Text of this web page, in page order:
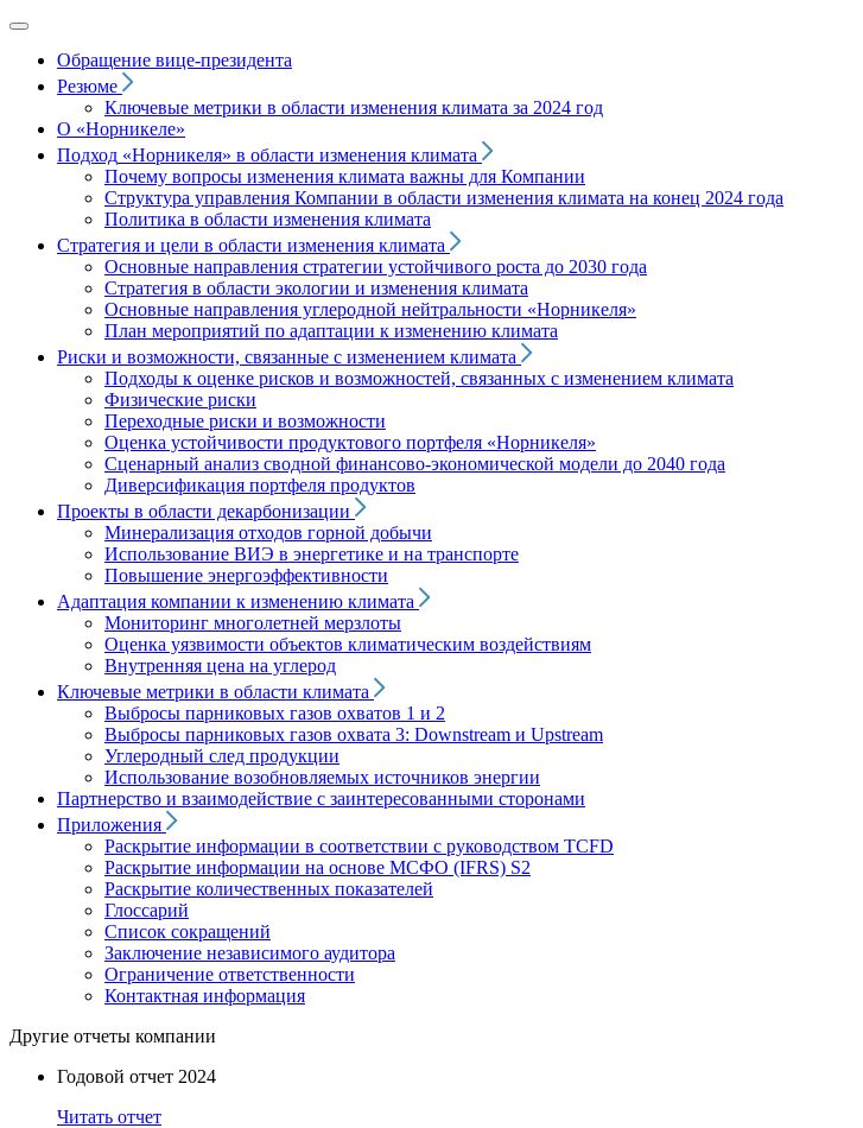
Обращение вице‑президента
Резюме
Ключевые метрики в области изменения климата за 2024 год
О «Норникеле»
Подход «Норникеля» в области изменения климата
Почему вопросы изменения климата важны для Компании
Структура управления Компании в области изменения климата на конец 2024 года
Политика в области изменения климата
Стратегия и цели в области изменения климата
Основные направления стратегии устойчивого роста до 2030 года
Стратегия в области экологии и изменения климата
Основные направления углеродной нейтральности «Норникеля»
План мероприятий по адаптации к изменению климата
Риски и возможности, связанные с изменением климата
Подходы к оценке рисков и возможностей, связанных с изменением климата
Физические риски
Переходные риски и возможности
Оценка устойчивости продуктового портфеля «Норникеля»
Сценарный анализ сводной финансово-экономической модели до 2040 года
Диверсификация портфеля продуктов
Проекты в области декарбонизации
Минерализация отходов горной добычи
Использование ВИЭ в энергетике и на транспорте
Повышение энергоэффективности
Адаптация компании к изменению климата
Мониторинг многолетней мерзлоты
Оценка уязвимости объектов климатическим воздействиям
Внутренняя цена на углерод
Ключевые метрики в области климата
Выбросы парниковых газов охватов 1 и 2
Выбросы парниковых газов охвата 3: Downstream и Upstream
Углеродный след продукции
Использование возобновляемых источников энергии
Партнерство и взаимодействие с заинтересованными сторонами
Приложения
Раскрытие информации в соответствии с руководством TCFD
Раскрытие информации на основе МСФО (IFRS) S2
Раскрытие количественных показателей
Глоссарий
Список сокращений
Заключение независимого аудитора
Ограничение ответственности
Контактная информация
Другие отчеты компании
Годовой отчет 2024
Читать отчет